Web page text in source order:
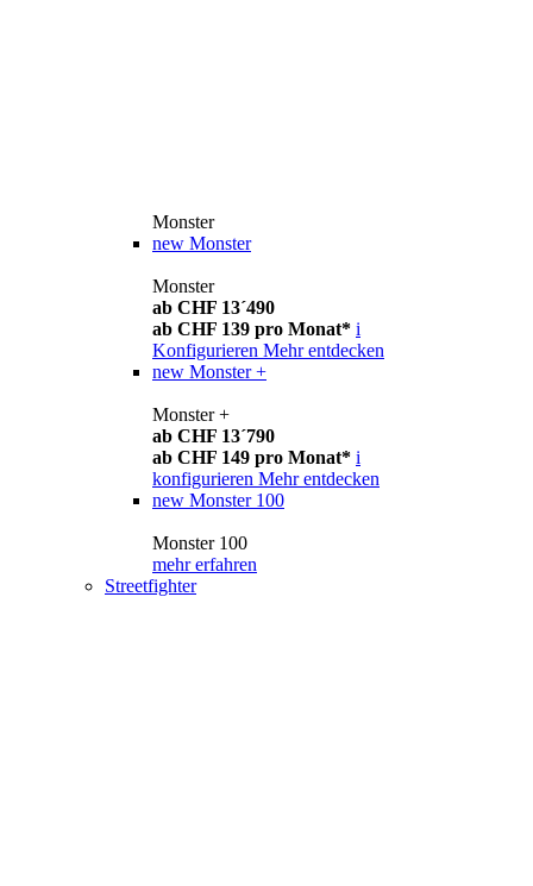
Monster
new Monster
Monster
ab CHF 13´490
ab CHF 139 pro Monat* i
Konfigurieren Mehr entdecken
new Monster +
Monster +
ab CHF 13´790
ab CHF 149 pro Monat* i
konfigurieren Mehr entdecken
new Monster 100
Monster 100
mehr erfahren
Streetfighter